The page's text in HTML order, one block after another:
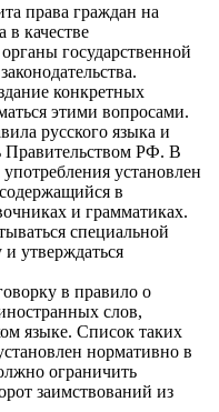
права граждан на
в качестве
государственной
конкретных
этими вопросами.
русского языка и
Правительством РФ. В
установлен
в
и грамматиках.
специальной
утверждаться
в правило о
слов,
языке. Список таких
нормативно в
ограничить
заимствований из